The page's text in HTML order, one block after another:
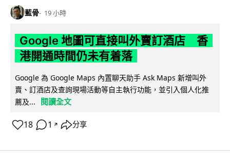
藍骨 19 小時
Google 地圖可直接叫外賣訂酒店 香
港開通時間仍未有着落
Google 為 Google Maps 內置聊天助手 Ask Maps 新增叫外
賣、訂酒店及查詢現場活動等自主執行功能，並引入個人化推
薦及...
閱讀全文
18 1 ↗ 分享